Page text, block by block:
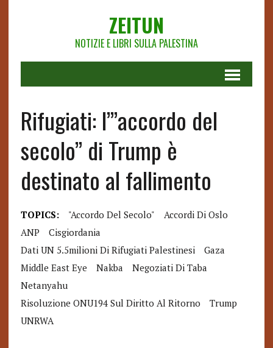
ZEITUN
NOTIZIE E LIBRI SULLA PALESTINA
Rifugiati: l’”accordo del
secolo” di Trump è
destinato al fallimento
TOPICS: "accordo Del Secolo"
Accordi Di Oslo
ANP
Cisgiordania
Dati UN 5.5milioni Di Rifugiati Palestinesi
Gaza
Middle East Eye
Nakba
Negoziati Di Taba
Netanyahu
Risoluzione ONU194 Sul Diritto Al Ritorno
Trump
UNRWA